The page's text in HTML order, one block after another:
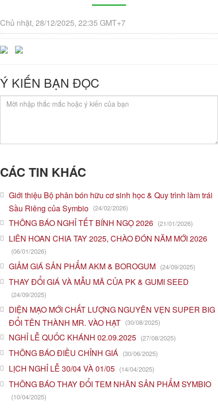
Chủ nhật, 28/12/2025, 22:35 GMT+7
Ý KIẾN BẠN ĐỌC
CÁC TIN KHÁC
Giới thiệu Bộ phân bón hữu cơ sinh học & Quy trình làm trái
Sầu Riêng của Symbio (24/02/2026)
THÔNG BÁO NGHỈ TẾT BÍNH NGỌ 2026 (21/01/2026)
LIÊN HOAN CHIA TAY 2025, CHÀO ĐÓN NĂM MỚI 2026
(06/01/2026)
GIẢM GIÁ SẢN PHẨM AKM & BOROGUM (24/09/2025)
THAY ĐỔI GIÁ VÀ MẪU MÃ CỦA PK & GUMI SEED
(24/09/2025)
DIỆN MẠO MỚI CHẤT LƯỢNG NGUYÊN VẸN SUPER BIG
ĐỔI TÊN THÀNH MR. VÀO HẠT (30/08/2025)
NGHỈ LỄ QUỐC KHÁNH 02.09.2025 (27/08/2025)
THÔNG BÁO ĐIỀU CHỈNH GIÁ (30/06/2025)
LỊCH NGHỈ LỄ 30/04 VÀ 01/05 (14/04/2025)
THÔNG BÁO THAY ĐỔI TEM NHÃN SẢN PHẨM SYMBIO
(10/04/2025)